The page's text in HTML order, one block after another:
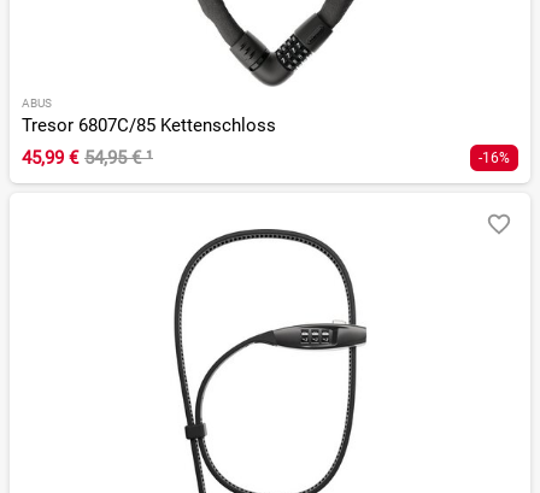
ABUS
Tresor 6807C/85 Kettenschloss
45,99 € 54,95 €¹ -16%